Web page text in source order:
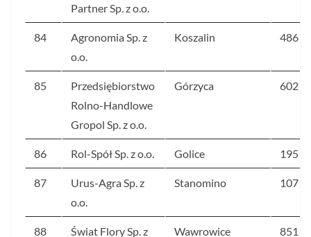
Partner Sp. z o.o.
84
Agronomia Sp. z
o.o.
Koszalin 486
85
Przedsiębiorstwo
Rolno-Handlowe
Gropol Sp. z o.o.
Górzyca 602
86 Rol-Spół Sp. z o.o. Golice 195
87
Urus-Agra Sp. z
o.o.
Stanomino 107
88
Świat Flory Sp. z
Wawrowice 851